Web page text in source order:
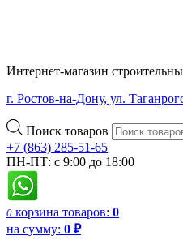
Интернет-магазин
г. Ростов-на-Дону, ул.
Поиск товаров
+7 (863) 285-51-65
ПН-ПТ: с 9:00 до 18:00
0 корзина товаров: 0
на сумму: 0 ₽